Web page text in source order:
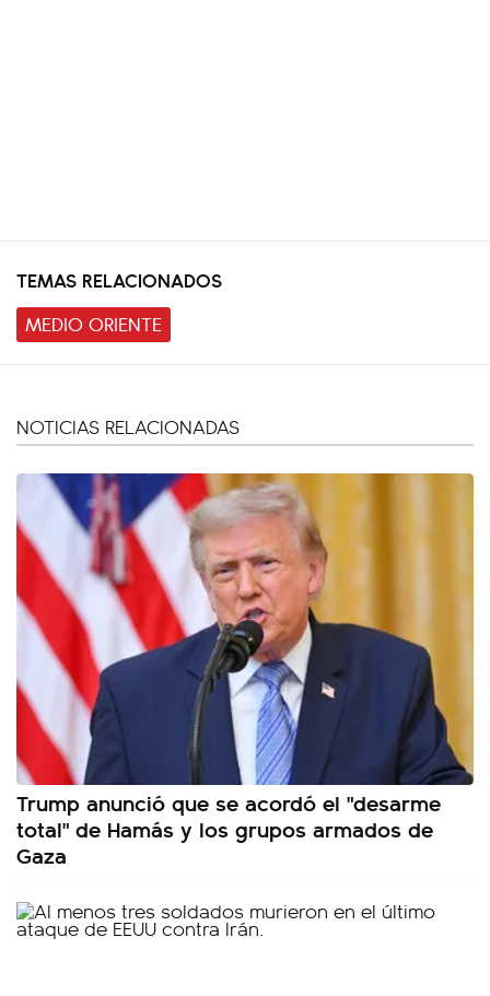
TEMAS RELACIONADOS
MEDIO ORIENTE
NOTICIAS RELACIONADAS
Trump anunció que se acordó el "desarme
total" de Hamás y los grupos armados de
Gaza